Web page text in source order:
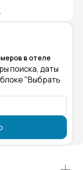
в отеле
поиска, даты
"Выбрать